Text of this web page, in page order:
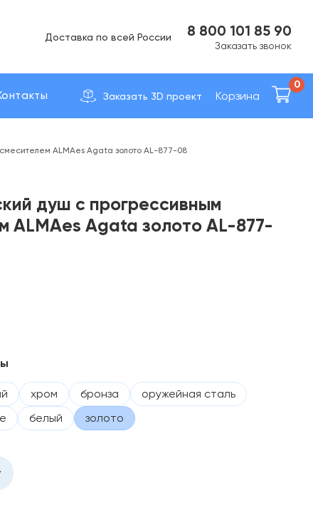
Доставка по вcей России 8 800 101 85 90
Заказать звонок
Заказать 3D проект Корзина
0
ALMAes Agata золото AL-877-08
душ с прогрессивным
ALMAes Agata золото AL-877-
хром бронза
оружейная сталь
белый золото